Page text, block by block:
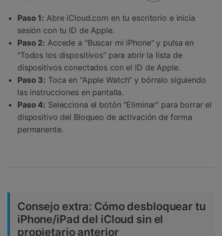
Paso 1: Abre iCloud.com en tu escritorio e inicia
sesión con tu ID de Apple.
Paso 2: Accede a "Buscar mi iPhone" y pulsa en
"Todos los dispositivos" para abrir la lista de
dispositivos conectados con el ID de Apple.
Paso 3: Toca en "Apple Watch" y bórralo siguiendo
las instrucciones en pantalla.
Paso 4: Selecciona el botón "Eliminar" para borrar el
dispositivo del Bloqueo de activación de forma
permanente.
Consejo extra: Cómo desbloquear tu
iPhone/iPad del iCloud sin el
propietario anterior